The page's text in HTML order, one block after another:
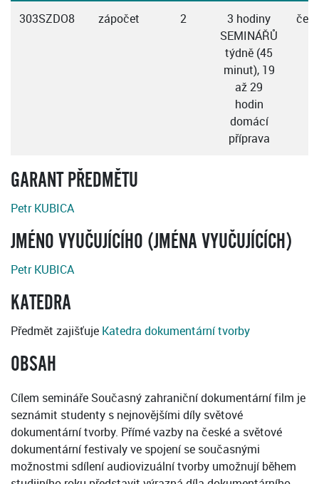
303SZDO8 zápočet 2
3 hodiny
SEMINÁŘŮ
týdně (45
minut), 19
až 29
hodin
domácí
příprava
GARANT PŘEDMĚTU
Petr KUBICA
JMÉNO VYUČUJÍCÍHO (JMÉNA VYUČUJÍCÍCH)
Petr KUBICA
KATEDRA
Předmět zajišťuje Katedra dokumentární tvorby
OBSAH
Cílem semináře Současný zahraniční dokumentární film je
seznámit studenty s nejnovějšími díly světové
dokumentární tvorby. Přímé vazby na české a světové
dokumentární festivaly ve spojení se současnými
možnostmi sdílení audiovizuální tvorby umožnují během